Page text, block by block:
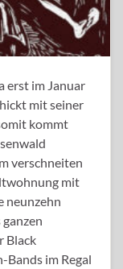
erst im Januar
mit seiner
kommt
verschneiten
mit
neunzehn
Black
im Regal